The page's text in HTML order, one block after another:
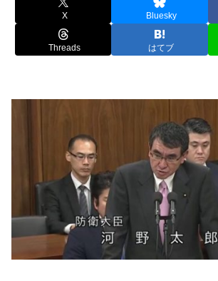
X Bluesky
Threads はてブ